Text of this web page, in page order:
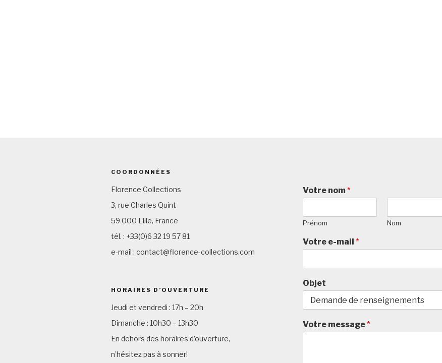
COORDONNÉES
Florence Collections
3, rue Charles Quint
59 000 Lille, France
tél. : +33(0)6 32 19 57 81
e-mail : contact@florence-collections.com
HORAIRES D’OUVERTURE
Jeudi et vendredi : 17h – 20h
Dimanche : 10h30 – 13h30
En dehors des horaires d’ouverture,
n’hésitez pas à sonner!
Votre nom*
Prénom Nom
Votre e-mail *
Objet
Votre message*